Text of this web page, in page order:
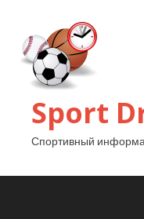
Sport
Спортивный